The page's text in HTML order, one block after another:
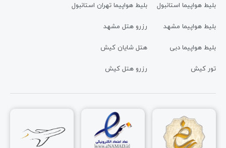
بلیط هواپیما استانبول
بلیط هواپیما مشهد
بلیط هواپیما دبی
تور کیش
بلیط هواپیما تهران استانبول
رزرو هتل مشهد
هتل شایان کیش
رزرو هتل کیش